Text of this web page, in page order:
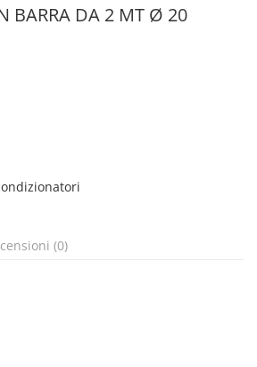
BARRA DA 2 MT Ø 20
(0)